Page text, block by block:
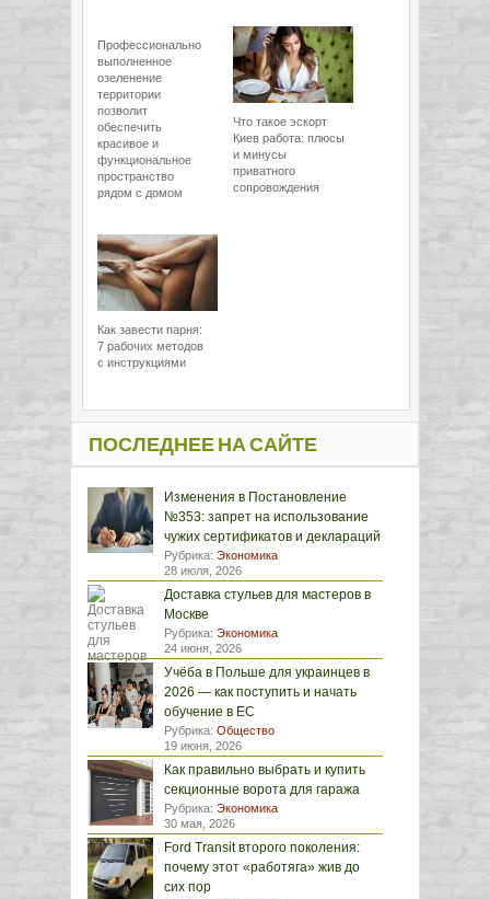
Профессионально
выполненное
озеленение
территории
позволит
обеспечить
красивое и
функциональное
пространство
рядом с домом
Что такое эскорт
Киев работа: плюсы
и минусы
приватного
сопровождения
Как завести парня:
7 рабочих методов
с инструкциями
ПОСЛЕДНЕЕ НА САЙТЕ
Изменения в Постановление
№353: запрет на использование
чужих сертификатов и деклараций
Рубрика: Экономика
28 июля, 2026
Доставка стульев для мастеров в
Москве
Рубрика: Экономика
24 июня, 2026
Учёба в Польше для украинцев в
2026 — как поступить и начать
обучение в ЕС
Рубрика: Общество
19 июня, 2026
Как правильно выбрать и купить
секционные ворота для гаража
Рубрика: Экономика
30 мая, 2026
Ford Transit второго поколения:
почему этот «работяга» жив до
сих пор